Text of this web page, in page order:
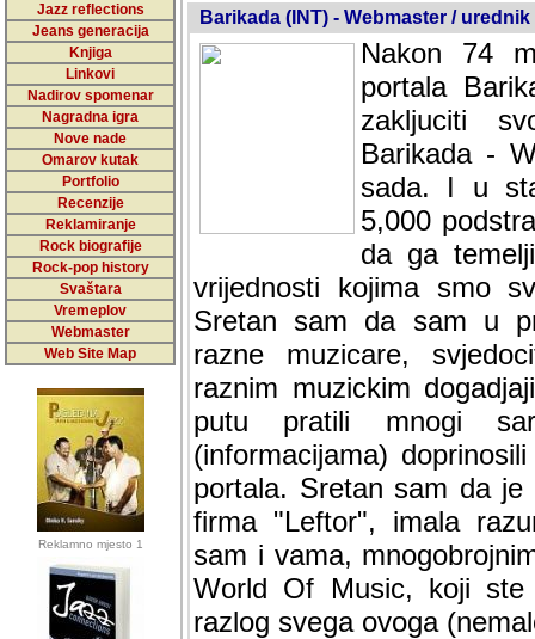
Jazz reflections
Jeans generacija
Knjiga
Linkovi
Nadirov spomenar
Nagradna igra
Nove nade
Omarov kutak
Portfolio
Recenzije
Reklamiranje
Rock biografije
Rock-pop history
Svaštara
Vremeplov
Webmaster
Web Site Map
Reklamno mjesto 1
Barikada (INT) - Webmaster / urednik
Nakon 74
portala
zakljuciti
Barikada -
sada. I u
5,000
da ga
vrijednosti kojima smo
Sretan sam da sam u
muzicare, svjedociti
muzickim dogadjajima...
mnogi saradnici koji
doprinosili vrijednosti i
sam da je i moj web
imala razumijevanja za
mnogobrojnim
Music, koji ste ga
ovoga (nemalog) rada.